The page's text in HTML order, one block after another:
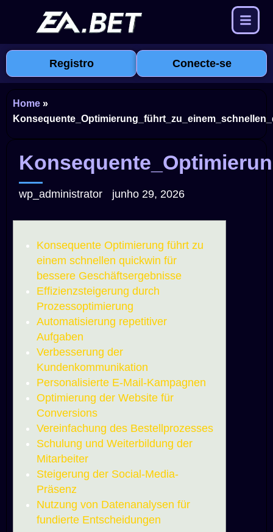
Registro Conecte-se
Home »
wp_administrator junho 29, 2026
Konsequente Optimierung führt zu
einem schnellen quickwin für
bessere Geschäftsergebnisse
Effizienzsteigerung durch
Prozessoptimierung
Automatisierung repetitiver
Aufgaben
Verbesserung der
Kundenkommunikation
Personalisierte E-Mail-Kampagnen
Optimierung der Website für
Conversions
Vereinfachung des Bestellprozesses
Schulung und Weiterbildung der
Mitarbeiter
Steigerung der Social-Media-
Präsenz
Nutzung von Datenanalysen für
fundierte Entscheidungen